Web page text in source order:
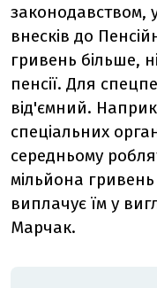
законодавством,
внесків до
гривень більше,
пенсії. Для
від'ємний.
спеціальних
середньому
мільйона
виплачує їм у
Марчак.